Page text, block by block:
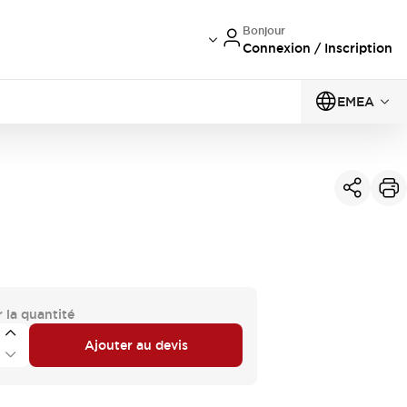
Bonjour
Connexion / Inscription
EMEA
la quantité
Ajouter au devis